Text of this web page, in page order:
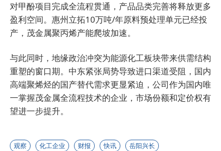
对甲酚项目完成全流程贯通，产品品类完善将释放更多
盈利空间。惠州立拓10万吨/年原料预处理单元已经投
产，茂金属聚丙烯产能爬坡加速。
与此同时，地缘政治冲突为能源化工板块带来供需结构
重塑的窗口期。中东紧张局势导致进口渠道受阻，国内
高端聚烯烃的国产替代需求更显紧迫，公司作为国内唯
一掌握茂金属全流程技术的企业，市场份额和定价权有
望进一步提升。
观察 化工企业 财报 快讯 岳阳兴长